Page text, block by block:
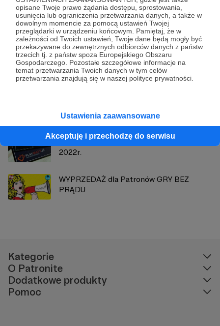
opisane Twoje prawo żądania dostępu, sprostowania,
usunięcia lub ograniczenia przetwarzania danych, a także w
dowolnym momencie za pomocą ustawień Twojej
przeglądarki w urządzeniu końcowym. Pamiętaj, że w
zależności od Twoich ustawień, Twoje dane będą mogły być
przekazywane do zewnętrznych odbiorców danych z państw
trzecich tj. z państw spoza Europejskiego Obszaru
Gospodarczego. Pozostałe szczegółowe informacje na
temat przetwarzania Twoich danych w tym celów
przetwarzania znajdują się w naszej polityce prywatności.
Ustawienia zaawansowane
Akceptuję i przechodzę do serwisu
Zobacz profil autora
Zobacz również
KOD zniżka 20% Playmaty do końca
2022r.
WYPRZEDAŻ dla Patronów GRY BEZ
PRĄDU
Kategorie
O Patronite
Dodatkowe produkty
Pomoc